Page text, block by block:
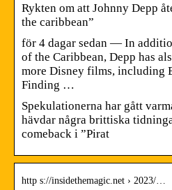
Rykten om att Johnny Depp
the caribbean”
för 4 dagar sedan — In
of the Caribbean, Depp has
more Disney films, including
Finding …
Spekulationerna har gått
hävdar några brittiska
comeback i ”Pirat
http s://insidethemagic.net › 2023/…